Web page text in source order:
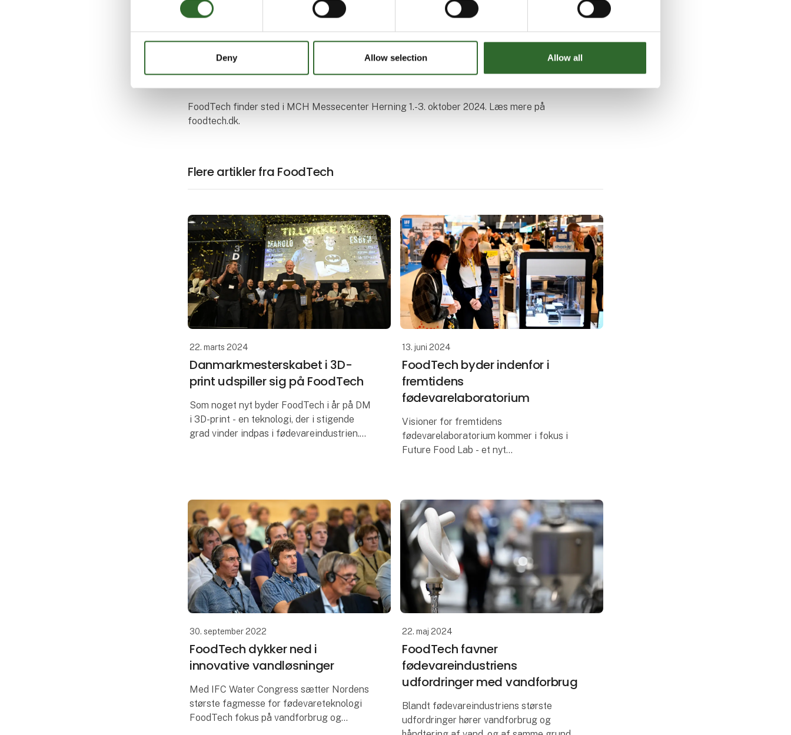
Deny Allow selection Allow all
stande, der var i hallen. Alle, som kom forbi vores stand, kom med positive
tilkendegivelser om konkurrencen.
Arkitektur, Videnscenter for Automation og Robotteknologi, AM Learning Lab /
Herningsholm og CFI - Center for Industri.
FoodTech finder sted i MCH Messecenter Herning 1.-3. oktober 2024. Læs mere på
foodtech.dk.
Flere artikler fra FoodTech
22. marts 2024
Danmarkmesterskabet i 3D-
print udspiller sig på FoodTech
Som noget nyt byder FoodTech i år på DM
i 3D-print - en teknologi, der i stigende
grad vinder indpas i fødevareindustrien.
13. juni 2024
FoodTech byder indenfor i
fremtidens
fødevarelaboratorium
Visioner for fremtidens
fødevarelaboratorium kommer i fokus i
Future Food Lab - et nyt
løsninger
30. september 2022
FoodTech dykker ned i
innovative vandløsninger
Med IFC Water Congress sætter Nordens
største fagmesse for fødevareteknologi
FoodTech fokus på vandforbrug og
22. maj 2024
FoodTech favner
fødevareindustriens
udfordringer med vandforbrug
Blandt fødevareindustriens største
udfordringer hører vandforbrug og